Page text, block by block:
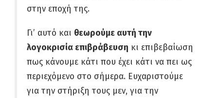
στην εποχή της.
Γι’ αυτό και θεωρούμε αυτή την
λογοκρισία επιβράβευση κι επιβεβαίωση
πως κάνουμε κάτι που έχει κάτι να πει ως
περιεχόμενο στο σήμερα. Ευχαριστούμε
για την στήριξη τους μεν, για την